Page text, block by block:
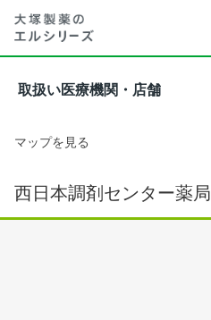
取扱い医療機関・店舗
マップを見る
西日本調剤センター薬局